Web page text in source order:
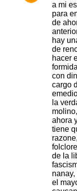
a mi
para
de
hay
de
hacer
con
cargo
la
ahora
tiene
de la
el